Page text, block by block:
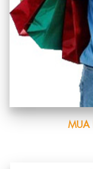
MUA